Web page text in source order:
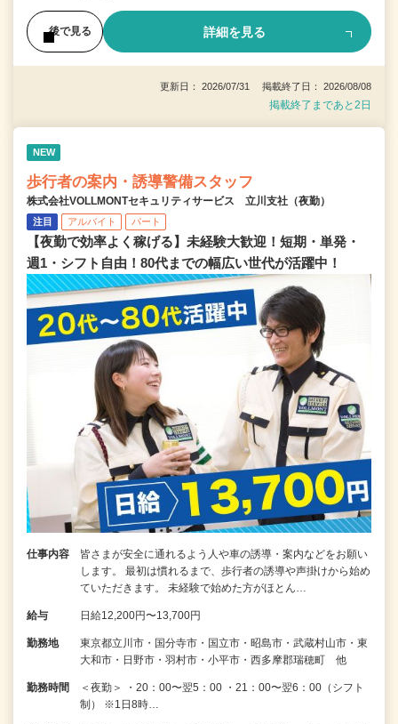
後で見る 詳細を見る
更新日： 2026/07/31 掲載終了日： 2026/08/08
掲載終了まであと2日
NEW
歩行者の案内・誘導警備スタッフ
株式会社VOLLMONTセキュリティサービス 立川支社（夜勤）
注目 アルバイト パート
【夜勤で効率よく稼げる】未経験大歓迎！短期・単発・
週1・シフト自由！80代までの幅広い世代が活躍中！
仕事内容
皆さまが安全に通れるよう人や車の誘導・案内などをお願い
します。 最初は慣れるまで、歩行者の誘導や声掛けから始め
ていただきます。 未経験で始めた方がほとん…
給与 日給12,200円〜13,700円
勤務地
東京都立川市・国分寺市・国立市・昭島市・武蔵村山市・東
大和市・日野市・羽村市・小平市・西多摩郡瑞穂町 他
勤務時間
＜夜勤＞ ・20：00〜翌5：00 ・21：00〜翌6：00（シフト
制） ※1日8時…